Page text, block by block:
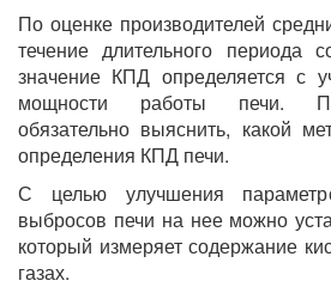
По оценке производителей
течение длительного периода
значение КПД определяется с
мощности работы печи.
обязательно выяснить, какой
определения КПД печи.
С целью улучшения
выбросов печи на нее можно
который измеряет содержание
газах.